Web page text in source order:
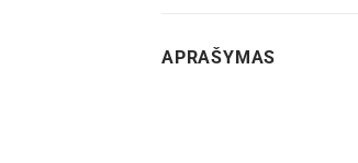
APRAŠYMAS